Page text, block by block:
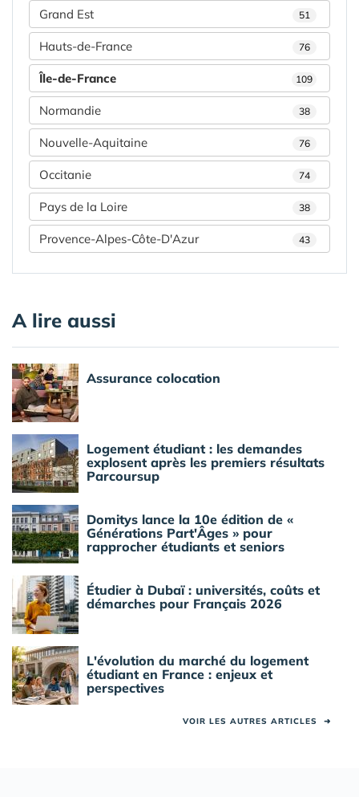
Grand Est 51
Hauts-de-France 76
Île-de-France 109
Normandie 38
Nouvelle-Aquitaine 76
Occitanie 74
Pays de la Loire 38
Provence-Alpes-Côte-D'Azur 43
A lire aussi
Assurance colocation
Logement étudiant : les demandes
explosent après les premiers résultats
Parcoursup
Domitys lance la 10e édition de «
Générations Part'Âges » pour
rapprocher étudiants et seniors
Étudier à Dubaï : universités, coûts et
démarches pour Français 2026
L'évolution du marché du logement
étudiant en France : enjeux et
perspectives
VOIR LES AUTRES ARTICLES ➜